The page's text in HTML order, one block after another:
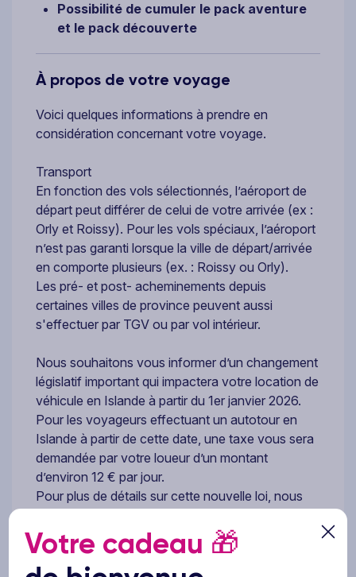
Possibilité de cumuler le pack aventure
et le pack découverte
À propos de votre voyage
Voici quelques informations à prendre en
considération concernant votre voyage.
Transport
En fonction des vols sélectionnés, l’aéroport de
départ peut différer de celui de votre arrivée (ex :
Orly et Roissy). Pour les vols spéciaux, l’aéroport
n’est pas garanti lorsque la ville de départ/arrivée
en comporte plusieurs (ex. : Roissy ou Orly).
Les pré- et post- acheminements depuis
certaines villes de province peuvent aussi
s'effectuer par TGV ou par vol intérieur.
Nous souhaitons vous informer d’un changement
législatif important qui impactera votre location de
véhicule en Islande à partir du 1er janvier 2026.
Pour les voyageurs effectuant un autotour en
Islande à partir de cette date, une taxe vous sera
demandée par votre loueur d’un montant
d’environ 12 € par jour.
Pour plus de détails sur cette nouvelle loi, nous
gouvernement islandais
: https://vegirokkarallra.is/
Votre cadeau 🎁